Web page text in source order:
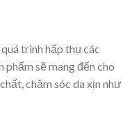
trình hấp thụ các
sẽ mang đến cho
chăm sóc da xịn như